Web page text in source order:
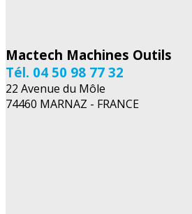
Mactech Machines Outils
Tél. 04 50 98 77 32
22 Avenue du Môle
74460 MARNAZ - FRANCE